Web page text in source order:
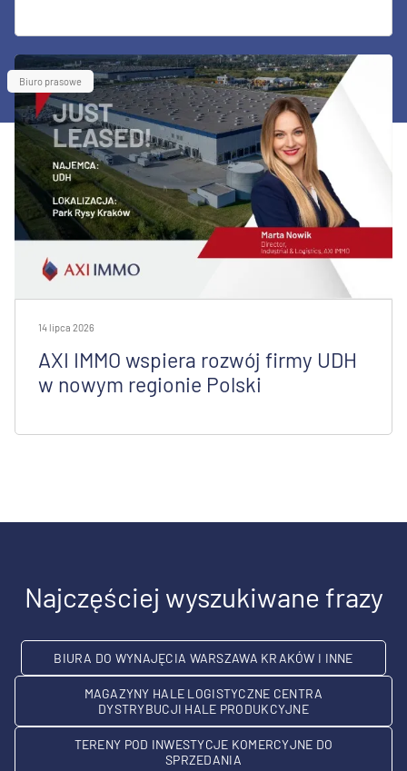
Biuro prasowe
14 lipca 2026
AXI IMMO wspiera rozwój firmy UDH
w nowym regionie Polski
Najczęściej wyszukiwane frazy
BIURA DO WYNAJĘCIA WARSZAWA KRAKÓW I INNE
MAGAZYNY HALE LOGISTYCZNE CENTRA
DYSTRYBUCJI HALE PRODUKCYJNE
TERENY POD INWESTYCJE KOMERCYJNE DO
SPRZEDANIA